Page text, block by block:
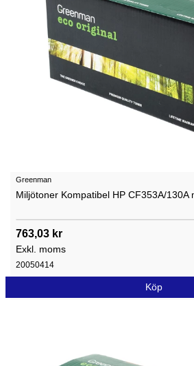
Greenman
Miljötoner Kompatibel HP CF353A/130A
763,03 kr
Exkl. moms
20050414
Köp